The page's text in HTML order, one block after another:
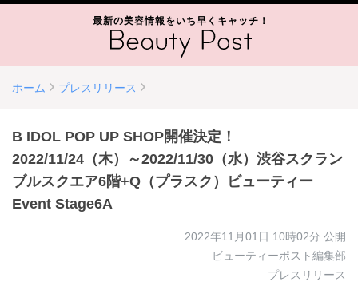
最新の美容情報をいち早くキャッチ！
ホーム プレスリリース
B IDOL POP UP SHOP開催決定！
2022/11/24（木）～2022/11/30（水）渋谷スクラン
ブルスクエア6階+Q（プラスク）ビューティー
Event Stage6A
2022年11月01日 10時02分 公開
ビューティーポスト編集部
プレスリリース